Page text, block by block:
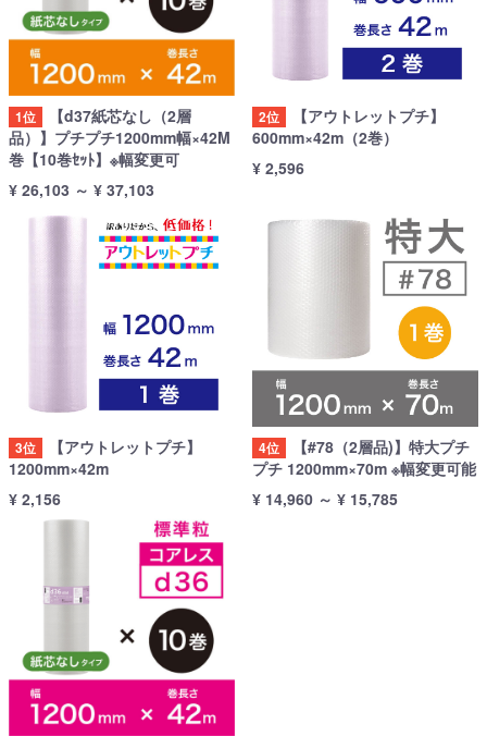
1位
【d37紙芯なし（2層
品）】プチプチ1200mm幅×42M
巻【10巻ｾｯﾄ】※幅変更可
¥ 26,103 ～ ¥ 37,103
2位
【アウトレットプチ】
600mm×42m（2巻）
¥ 2,596
3位
【アウトレットプチ】
1200mm×42m
¥ 2,156
4位
【#78（2層品)】特大プチ
プチ 1200mm×70m ※幅変更可能
¥ 14,960 ～ ¥ 15,785